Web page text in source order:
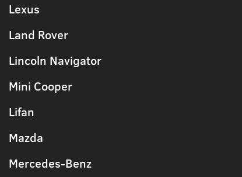
Lexus
Land Rover
Lincoln Navigator
Mini Cooper
Lifan
Mazda
Mercedes-Benz